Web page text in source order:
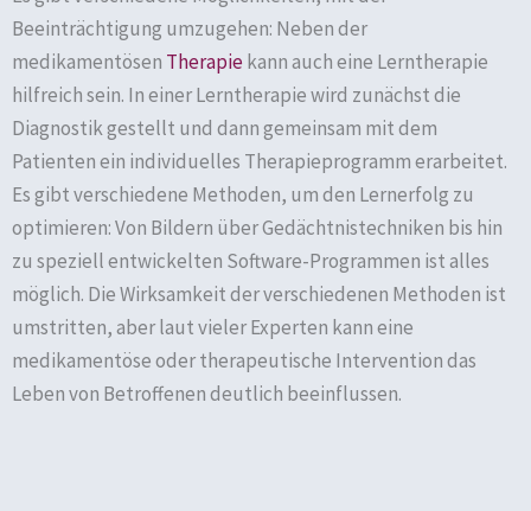
Beeinträchtigung umzugehen: Neben der
medikamentösen Therapiekann auch eine Lerntherapie
hilfreich sein. In einer Lerntherapie wird zunächst die
Diagnostik gestellt und dann gemeinsam mit dem
Patienten ein individuelles Therapieprogramm erarbeitet.
Es gibt verschiedene Methoden, um den Lernerfolg zu
optimieren: Von Bildern über Gedächtnistechniken bis hin
zu speziell entwickelten Software-Programmen ist alles
möglich. Die Wirksamkeit der verschiedenen Methoden ist
umstritten, aber laut vieler Experten kann eine
medikamentöse oder therapeutische Intervention das
Leben von Betroffenen deutlich beeinflussen.